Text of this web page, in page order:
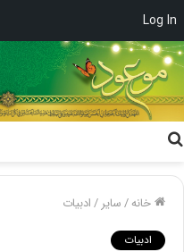
Log In
خانه/سایر /ادبیات
ادبیات